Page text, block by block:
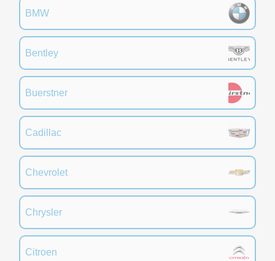
BMW
Bentley
Buerstner
Cadillac
Chevrolet
Chrysler
Citroen